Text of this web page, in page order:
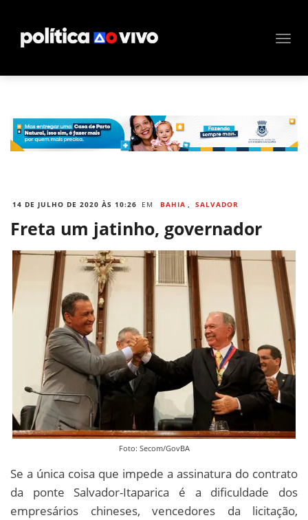
14 DE JULHO DE 2020 ÀS 10:26 EM BAHIA , SALVADOR
Freta um jatinho, governador
Foto: Secom/GovBA
Se a única coisa que impede a assinatura do contrato
da ponte Salvador-Itaparica é a dificuldade dos
empresários chineses, vencedores da licitação,